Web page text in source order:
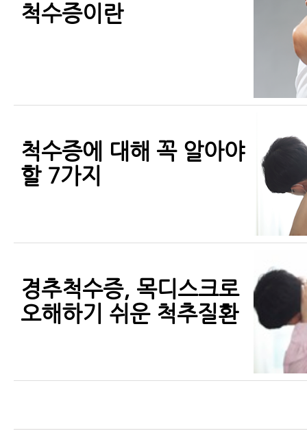
척수증이란
척수증에 대해 꼭 알아야
할 7가지
경추척수증, 목디스크로
오해하기 쉬운 척추질환